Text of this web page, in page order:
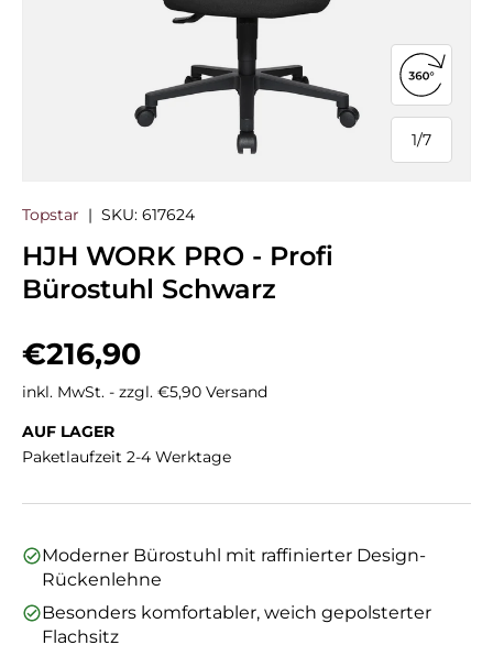
1/
von
7
360°-
Topstar | SKU: 617624
HJH WORK PRO - Profi
Bürostuhl Schwarz
Normaler Preis
€216,90
inkl. MwSt. - zzgl. €5,90 Versand
AUF LAGER
Paketlaufzeit 2-4 Werktage
Moderner Bürostuhl mit raffinierter Design-
Rückenlehne
Besonders komfortabler, weich gepolsterter
Flachsitz